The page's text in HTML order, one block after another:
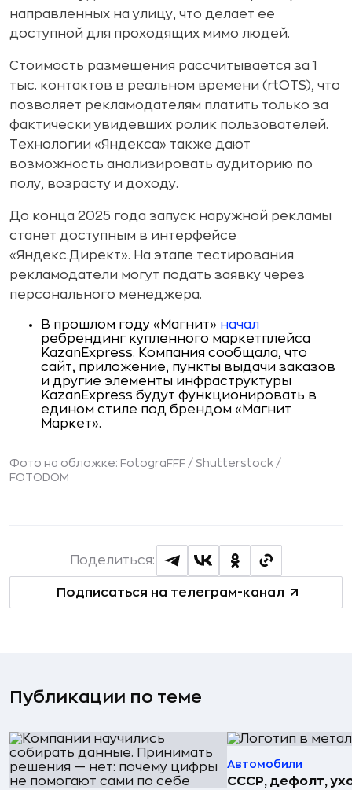
направленных на улицу, что делает ее
доступной для проходящих мимо людей.
Стоимость размещения рассчитывается за 1
тыс. контактов в реальном времени (rtOTS), что
позволяет рекламодателям платить только за
фактически увидевших ролик пользователей.
Технологии «Яндекса» также дают
возможность анализировать аудиторию по
полу, возрасту и доходу.
До конца 2025 года запуск наружной рекламы
станет доступным в интерфейсе
«Яндекс.Директ». На этапе тестирования
рекламодатели могут подать заявку через
персонального менеджера.
В прошлом году «Магнит» начал
ребрендинг купленного маркетплейса
KazanExpress. Компания сообщала, что
сайт, приложение, пункты выдачи заказов
и другие элементы инфраструктуры
KazanExpress будут функционировать в
едином стиле под брендом «Магнит
Маркет».
Фото на обложке: FotograFFF / Shutterstock /
FOTODOM
Подписаться на телеграм-канал
Поделиться:
Публикации по теме
Автомобили
СССР, дефолт,